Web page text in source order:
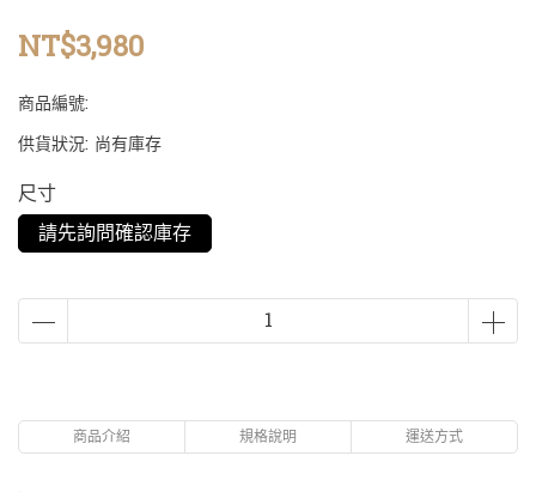
NT$3,980
商品編號:
供貨狀況: 尚有庫存
尺寸
請先詢問確認庫存
商品介紹 規格說明 運送方式